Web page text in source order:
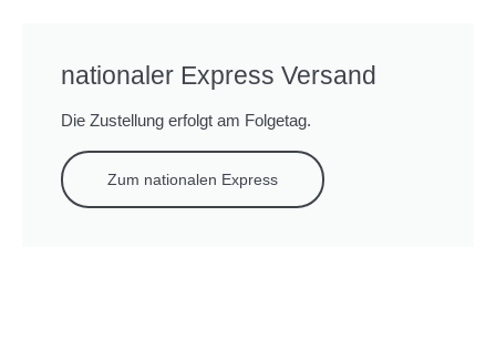
nationaler Express Versand
Die Zustellung erfolgt am Folgetag.
Zum nationalen Express